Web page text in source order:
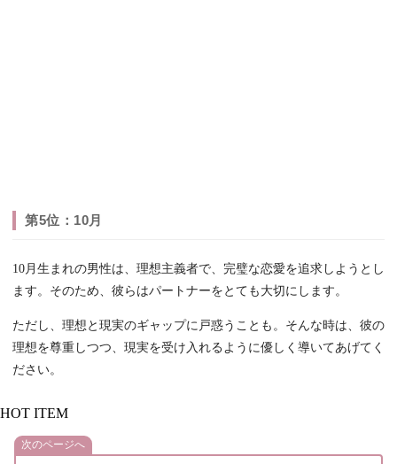
第5位：10月
10月生まれの男性は、理想主義者で、完璧な恋愛を追求しようとし
ます。そのため、彼らはパートナーをとても大切にします。
ただし、理想と現実のギャップに戸惑うことも。そんな時は、彼の
理想を尊重しつつ、現実を受け入れるように優しく導いてあげてく
ださい。
HOT ITEM
次のページへ